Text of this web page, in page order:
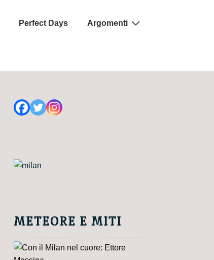
Perfect Days Argomenti
METEORE E MITI